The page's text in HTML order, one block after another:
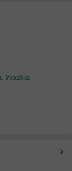
Україна